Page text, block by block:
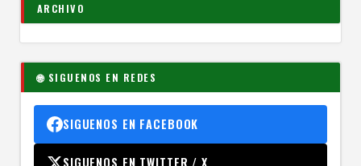
ARCHIVO
🌐 SIGUENOS EN REDES
SIGUENOS EN FACEBOOK
SIGUENOS EN TWITTER / X